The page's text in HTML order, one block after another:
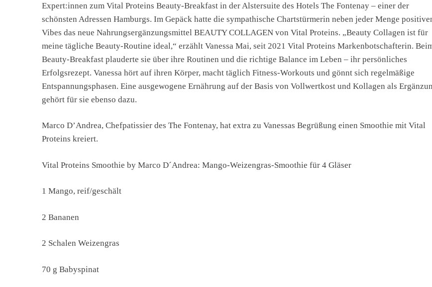
Expert:innen zum Vital Proteins Beauty-Breakfast in der Alstersuite des Hotels The Fontenay – einer der
schönsten Adressen Hamburgs. Im Gepäck hatte die sympathische Chartstürmerin neben jeder Menge
Vibes das neue Nahrungsergänzungsmittel BEAUTY COLLAGEN von Vital Proteins. „Beauty Collagen ist für
meine tägliche Beauty-Routine ideal,“ erzählt Vanessa Mai, seit 2021 Vital Proteins Markenbotschafterin.
Beauty-Breakfast plauderte sie über ihre Routinen und die richtige Balance im Leben – ihr persönliches
Erfolgsrezept. Vanessa hört auf ihren Körper, macht täglich Fitness-Workouts und gönnt sich regelmäßige
Entspannungsphasen. Eine ausgewogene Ernährung auf der Basis von Vollwertkost und Kollagen als
gehört für sie ebenso dazu.
Marco D’Andrea, Chefpatissier des The Fontenay, hat extra zu Vanessas Begrüßung einen Smoothie mit Vital
Proteins kreiert.
Vital Proteins Smoothie by Marco D´Andrea: Mango-Weizengras-Smoothie für 4 Gläser
1 Mango, reif/geschält
2 Bananen
2 Schalen Weizengras
70 g Babyspinat